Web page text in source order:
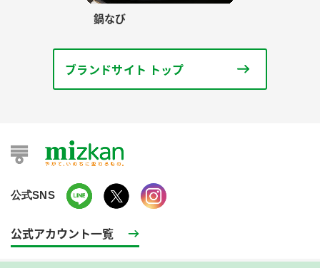
鍋なび
ブランドサイト トップ
公式SNS
公式アカウント一覧